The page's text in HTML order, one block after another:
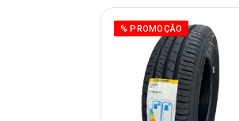
% PROMOÇÃO